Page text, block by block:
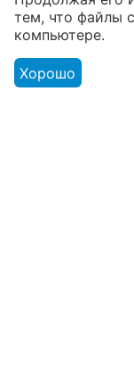
От
тем, что файлы
компьютере.
Хорошо